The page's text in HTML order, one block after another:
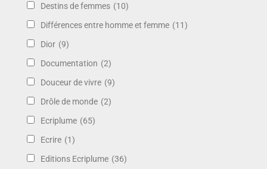
Destins de femmes (10)
Différences entre homme et femme (11)
Dior (9)
Documentation (2)
Douceur de vivre (9)
Drôle de monde (2)
Ecriplume (65)
Ecrire (1)
Editions Ecriplume (36)